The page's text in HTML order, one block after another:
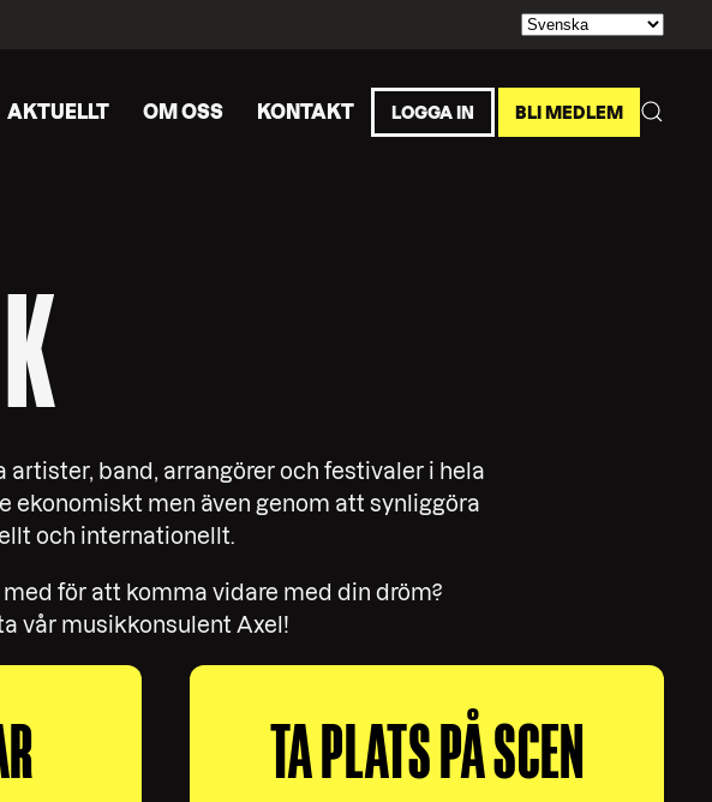
AKTUELLT OM OSS KONTAKT LOGGA IN BLI MEDLEM
band, arrangörer och festivaler i hela
ekonomiskt men även genom att synliggöra
och internationellt.
för att komma vidare med din dröm?
vår musikkonsulent Axel!
TA PLATS PÅ SCEN